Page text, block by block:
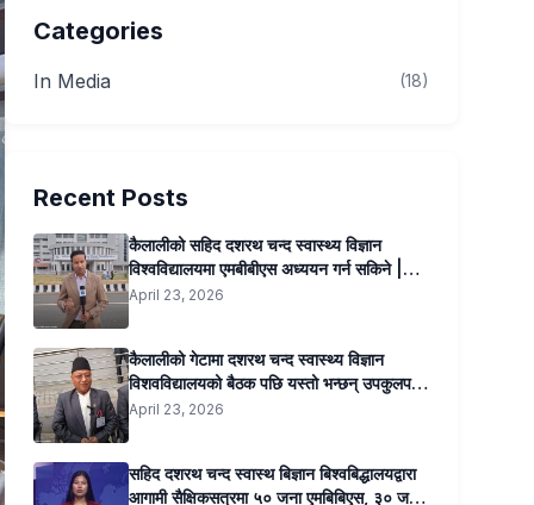
Categories
In Media (18)
Recent Posts
कैलालीको सहिद दशरथ चन्द स्वास्थ्य विज्ञान
विश्वविद्यालयमा एमबीबीएस अध्ययन गर्न सकिने |
Kantipur Samachar
April 23, 2026
कैलालीको गेटामा दशरथ चन्द स्वास्थ्य विज्ञान
विशवविद्यालयको बैठक पछि यस्तो भन्छन् उपकुलपति
प्रा डा सुनिल कुमार जोशी …..
April 23, 2026
सहिद दशरथ चन्द स्वास्थ बिज्ञान बिश्वबिद्धालयद्वारा
आगामी सैक्षिकसत्रमा ५० जना एमबिबिएस, ३० जना